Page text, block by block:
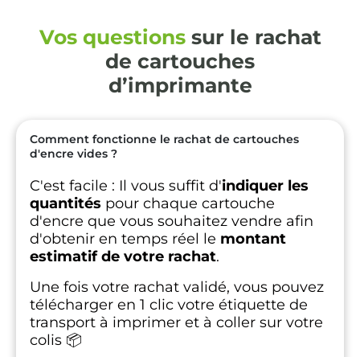
Vos questionssur le rachat
de cartouches
d’imprimante
Comment fonctionne le rachat de cartouches
d'encre vides ?
C'est facile : Il vous suffit d'indiquer les
quantités pour chaque cartouche
d'encre que vous souhaitez vendre afin
d'obtenir en temps réel le montant
estimatif de votre rachat.
Une fois votre rachat validé, vous pouvez
télécharger en 1 clic votre étiquette de
transport à imprimer et à coller sur votre
colis 📦